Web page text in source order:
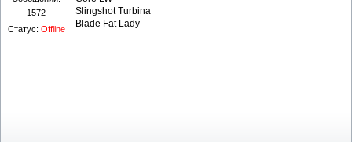
1572
Статус: Offline
Slingshot Turbina
Blade Fat Lady